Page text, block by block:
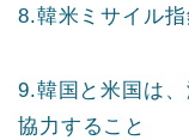
8.韓米ミサイル
9.韓国と米国は
協力すること